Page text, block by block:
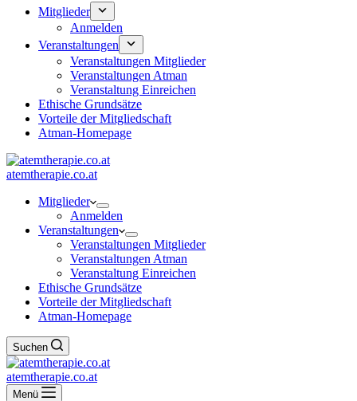
Mitglieder
Anmelden
Veranstaltungen
Veranstaltungen Mitglieder
Veranstaltungen Atman
Veranstaltung Einreichen
Ethische Grundsätze
Vorteile der Mitgliedschaft
Atman-Homepage
atemtherapie.co.at
Mitglieder
Anmelden
Veranstaltungen
Veranstaltungen Mitglieder
Veranstaltungen Atman
Veranstaltung Einreichen
Ethische Grundsätze
Vorteile der Mitgliedschaft
Atman-Homepage
Suchen
atemtherapie.co.at
Menü